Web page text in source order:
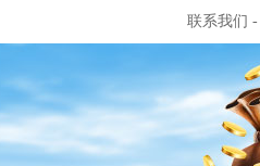
联系我们 -